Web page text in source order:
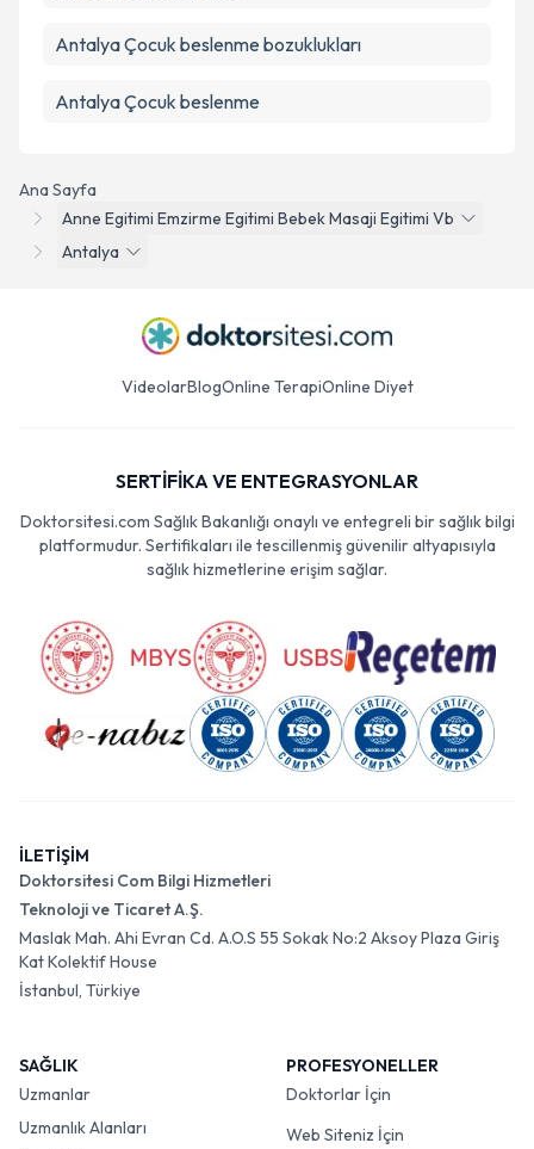
Ana Sayfa
Anne Egitimi Emzirme Egitimi Bebek Masaji Egitimi Vb
Antalya
Antalya Çocuk beslenme bozuklukları
Antalya Çocuk beslenme
VideolarBlogOnline TerapiOnline Diyet
SERTİFİKA VE ENTEGRASYONLAR
Doktorsitesi.com Sağlık Bakanlığı onaylı ve entegreli bir sağlık bilgi
platformudur. Sertifikaları ile tescillenmiş güvenilir altyapısıyla
sağlık hizmetlerine erişim sağlar.
İLETİŞİM
Doktorsitesi Com Bilgi Hizmetleri
Teknoloji ve Ticaret A.Ş.
Maslak Mah. Ahi Evran Cd. A.O.S 55 Sokak No:2 Aksoy Plaza Giriş
Kat Kolektif House
İstanbul, Türkiye
SAĞLIK
Uzmanlar
Uzmanlık Alanları
PROFESYONELLER
Doktorlar İçin
Web Siteniz İçin